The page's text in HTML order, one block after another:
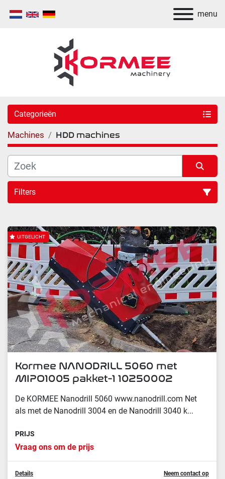
menu
Categorieën
Machines HDD machines
Filters
UITGELICHT
Kormee NANODRILL 5060 met
MIPO1005 pakket-1 10250002
De KORMEE Nanodrill 5060 www.nanodrill.com Net
als met de Nanodrill 3004 en de Nanodrill 3040 k...
PRIJS
Vraag ons om de prijs
Details Neem contact op